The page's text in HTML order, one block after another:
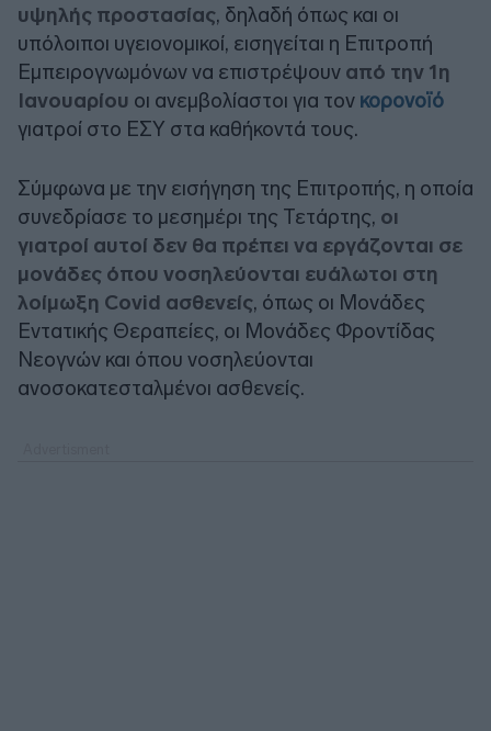
υψηλής προστασίας, δηλαδή όπως και οι
υπόλοιποι υγειονομικοί, εισηγείται η Επιτροπή
Εμπειρογνωμόνων να επιστρέψουν από την 1η
Ιανουαρίου οι ανεμβολίαστοι για τον κορονοϊό
γιατροί στο ΕΣΥ στα καθήκοντά τους.
Σύμφωνα με την εισήγηση της Επιτροπής, η οποία
συνεδρίασε το μεσημέρι της Τετάρτης, οι
γιατροί αυτοί δεν θα πρέπει να εργάζονται σε
μονάδες όπου νοσηλεύονται ευάλωτοι στη
λοίμωξη Covid ασθενείς, όπως οι Μονάδες
Εντατικής Θεραπείες, οι Μονάδες Φροντίδας
Νεογνών και όπου νοσηλεύονται
ανοσοκατεσταλμένοι ασθενείς.